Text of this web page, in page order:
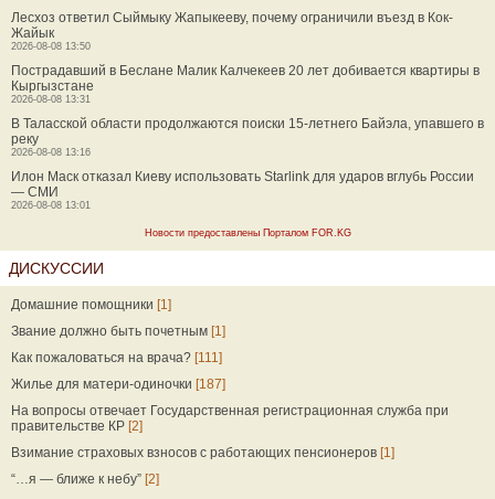
Лесхоз ответил Сыймыку Жапыкееву, почему ограничили въезд в Кок-
Жайык
2026-08-08 13:50
Пострадавший в Беслане Малик Калчекеев 20 лет добивается квартиры в
Кыргызстане
2026-08-08 13:31
В Таласской области продолжаются поиски 15-летнего Байэла, упавшего в
реку
2026-08-08 13:16
Илон Маск отказал Киеву использовать Starlink для ударов вглубь России
— СМИ
2026-08-08 13:01
Новости предоставлены Порталом FOR.KG
ДИСКУССИИ
Домашние помощники [1]
Звание должно быть почетным [1]
Как пожаловаться на врача? [111]
Жилье для матери-одиночки [187]
На вопросы отвечает Государственная регистрационная служба при
правительстве КР [2]
Взимание страховых взносов с работающих пенсионеров [1]
“…я — ближе к небу” [2]